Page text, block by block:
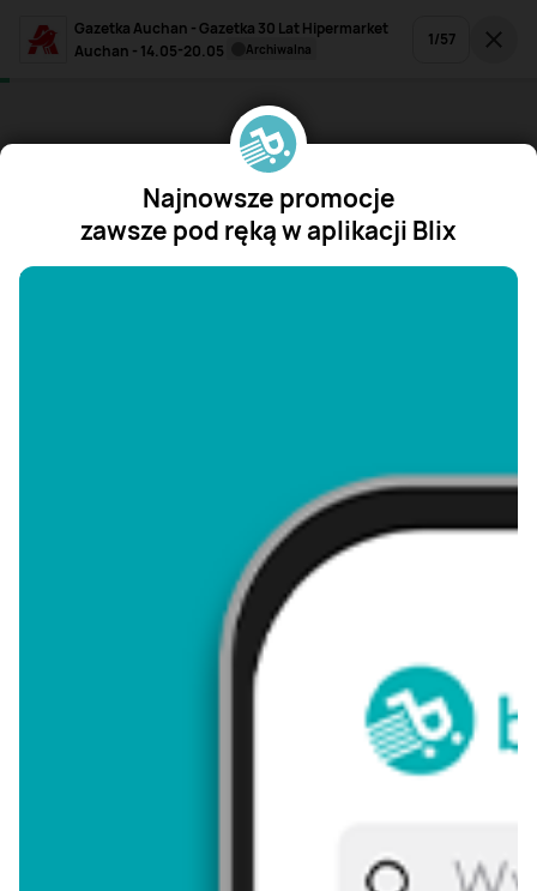
Gazetka Auchan - Gazetka 30 Lat Hipermarket
Auchan - 14.05-20.05
archiwalna 1/57
Najnowsze promocje
zawsze pod ręką w aplikacji Blix
"/>